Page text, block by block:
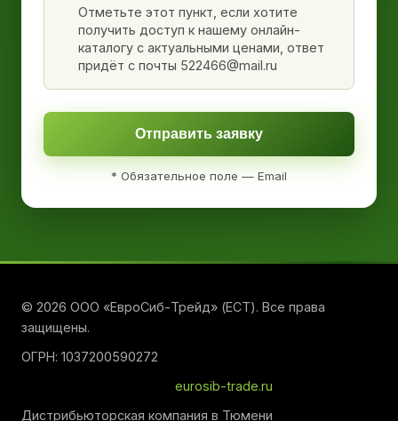
Отметьте этот пункт, если хотите
получить доступ к нашему онлайн-
каталогу с актуальными ценами, ответ
придёт с почты 522466@mail.ru
Отправить заявку
* Обязательное поле — Email
© 2026 ООО «ЕвроСиб-Трейд» (ЕСТ). Все права
защищены.
ОГРН: 1037200590272
eurosib-trade.ru
Дистрибьюторская компания в Тюмени